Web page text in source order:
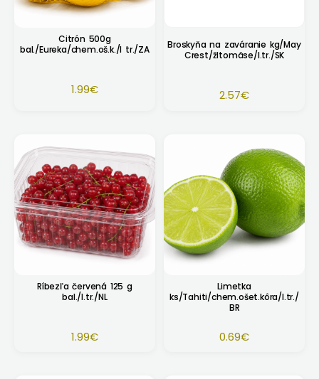
Citrón 500g
bal./Eureka/chem.oš.k./I tr./ZA
1.99€
Broskyňa na zaváranie kg/May
Crest/žltomäse/I.tr./SK
2.57€
Ríbezľa červená 125 g
bal./I.tr./NL
1.99€
Limetka
ks/Tahiti/chem.ošet.kôra/I.tr./
BR
0.69€